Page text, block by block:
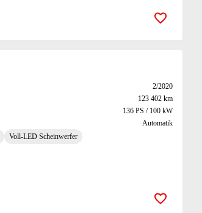
Zur
2/2020
123 402 km
136 PS / 100 kW
Automatik
Voll-LED Scheinwerfer
Zur